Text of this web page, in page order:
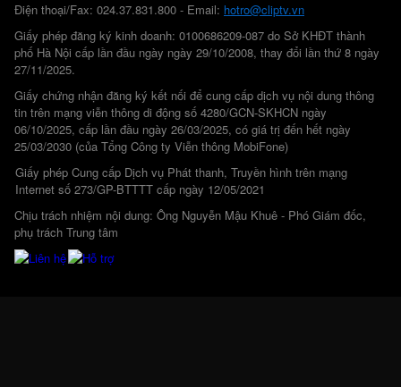
Điện thoại/Fax: 024.37.831.800 - Email: hotro@cliptv.vn
Giấy phép đăng ký kinh doanh: 0100686209-087 do Sở KHĐT thành
phố Hà Nội cấp lần đầu ngày ngày 29/10/2008, thay đổi lần thứ 8 ngày
27/11/2025.
Giấy chứng nhận đăng ký kết nối để cung cấp dịch vụ nội dung thông
tin trên mạng viễn thông di động số 4280/GCN-SKHCN ngày
06/10/2025, cấp lần đầu ngày 26/03/2025, có giá trị đến hết ngày
25/03/2030 (của Tổng Công ty Viễn thông MobiFone)
Giấy phép Cung cấp Dịch vụ Phát thanh, Truyền hình trên mạng
Internet số 273/GP-BTTTT cấp ngày 12/05/2021
Chịu trách nhiệm nội dung: Ông Nguyễn Mậu Khuê - Phó Giám đốc,
phụ trách Trung tâm